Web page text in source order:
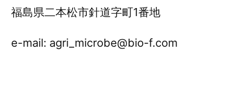
福島県二本松市針道字町1番地
e-mail: agri_microbe@bio-f.com